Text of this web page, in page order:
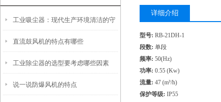
工业吸尘器：现代生产环境清洁的守
护者
直流鼓风机的特点有哪些
工业除尘器的选型要考虑哪些因素
说一说防爆风机的特点
详细介绍
型号: RB-21DH-1
段数: 单段
频率: 50(Hz)
功率: 0.55 (Kw)
流量: 47 (m³/h)
保护等级: IP55